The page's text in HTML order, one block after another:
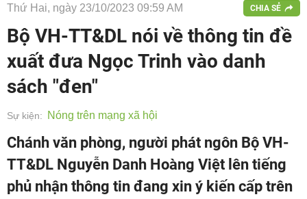
Thứ Hai, ngày 23/10/2023 09:59 AM CHIA SẺ
Bộ VH-TT&DL nói về thông tin đề
xuất đưa Ngọc Trinh vào danh
sách "đen"
Sự kiện: Nóng trên mạng xã hội
Chánh văn phòng, người phát ngôn Bộ VH-
TT&DL Nguyễn Danh Hoàng Việt lên tiếng
phủ nhận thông tin đang xin ý kiến cấp trên